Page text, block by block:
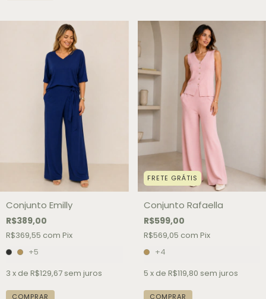
Conjunto Emilly
R$389,00
R$369,55 com Pix
+5
3 x de R$129,67 sem juros
COMPRAR
FRETE GRÁTIS
Conjunto Rafaella
R$599,00
R$569,05 com Pix
+4
5 x de R$119,80 sem juros
COMPRAR